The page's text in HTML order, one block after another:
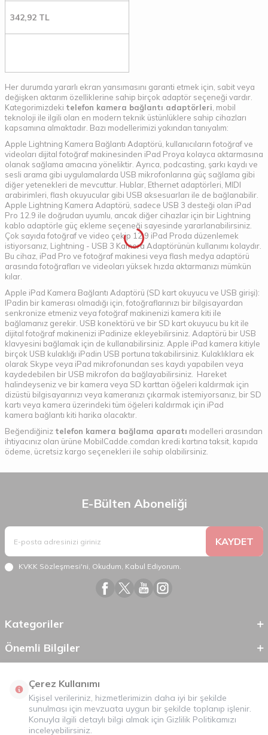
342,92 TL
Her durumda yararlı ekran yansımasını garanti etmek için, sabit veya
değişken aktarım özelliklerine sahip birçok adaptör seçeneği vardır.
Kategorimizdeki telefon kamera bağlantı adaptörleri, mobil
teknoloji ile ilgili olan en modern teknik üstünlüklere sahip cihazları
kapsamına almaktadır. Bazı modellerimizi yakından tanıyalım:
Apple Lightning Kamera Bağlantı Adaptörü, kullanıcıların fotoğraf ve
videoları dijital fotoğraf makinesinden iPad Proya kolayca aktarmasına
olanak sağlama amacına yöneliktir. Ayrıca, podcasting, şarkı kaydı ve
sesli arama gibi uygulamalarda USB mikrofonlarına güç sağlama gibi
diğer yetenekleri de mevcuttur. Hublar, Ethernet adaptörleri, MIDI
arabirimleri, flash okuyucular gibi USB aksesuarları ile de bağlanabilir.
Apple Lightning Kamera Adaptörü, sadece USB 3 desteği olan iPad
Pro 12.9 ile doğrudan uyumlu, ancak diğer cihazlar için bir Lightning
kablo adaptörle güç ekleme seçeneği sayesinde yararlanabilirsiniz.
Çok sayıda fotoğraf ve video çekip 12.9 iPad Proda düzenlemek
istiyorsanız, Lightning - USB 3 Kamera Adaptörünün kullanımı kolaydır.
Bu cihaz, iPad Pro ve fotoğraf makinesi veya flash medya adaptörü
arasında fotoğrafları ve videoları yüksek hızda aktarmanızı mümkün
kılar.
Apple iPad Kamera Bağlantı Adaptörü (SD kart okuyucu ve USB girişi):
IPadin bir kamerası olmadığı için, fotoğraflarınızı bir bilgisayardan
senkronize etmeniz veya fotoğraf makinenizi kamera kiti ile
bağlamanız gerekir. USB konektörü ve bir SD kart okuyucu bu kit ile
dijital fotoğraf makinenizi iPadinize ekleyebilirsiniz. Adaptörü bir USB
klavyesini bağlamak için de kullanabilirsiniz. Apple iPad kamera kitiyle
birçok USB kulaklığı iPadin USB portuna takabilirsiniz. Kulaklıklara ek
olarak Skype veya iPad mikrofonundan ses kaydı yapabilen veya
kaydedebilen bir USB mikrofon da bağlayabilirsiniz. Hareket
halindeyseniz ve bir kamera veya SD karttan öğeleri kaldırmak için
dizüstü bilgisayarınızı veya kameranızı çıkarmak istemiyorsanız, bir SD
kartı veya kamera üzerindeki tüm öğeleri kaldırmak için iPad
kamera bağlantı kiti harika olacaktır.
Beğendiğiniz telefon kamera bağlama aparatı modelleri arasından
ihtiyacınız olan ürüne MobilCadde.comdan kredi kartına taksit, kapıda
ödeme, ücretsiz kargo seçenekleri ile sahip olabilirsiniz.
E-Bülten Aboneliği
KAYDET
KVKK Sözleşmesi'ni, Okudum, Kabul Ediyorum.
Kategoriler
Önemli Bilgiler
Çerez Kullanımı
Kişisel verileriniz, hizmetlerimizin daha iyi bir şekilde
sunulması için mevzuata uygun bir şekilde toplanıp işlenir.
Konuyla ilgili detaylı bilgi almak için Gizlilik Politikamızı
inceleyebilirsiniz.